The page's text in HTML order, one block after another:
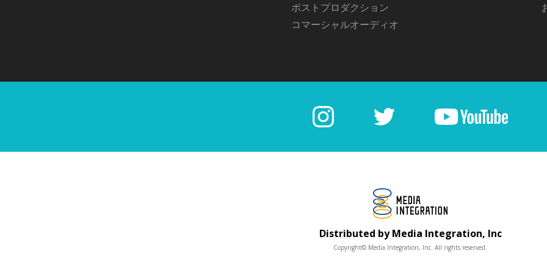
ポストプロダクション
コマーシャルオーディオ
Distributed by Media Integration, Inc
Copyright© Media Integration, Inc. All rights reserved.